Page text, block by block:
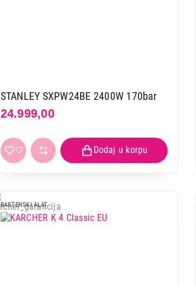
STANLEY SXPW24BE 2400W 170bar
24.999,00
BASTENSKI ALAT